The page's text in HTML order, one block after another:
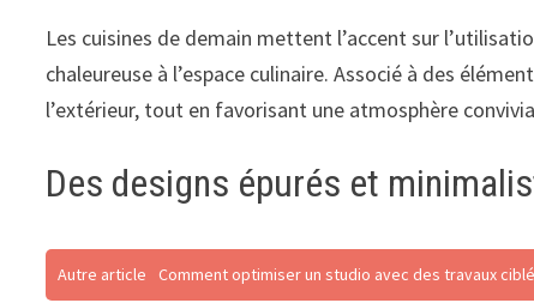
Les cuisines de demain mettent l’accent sur
chaleureuse à l’espace culinaire. Associé à des
l’extérieur, tout en favorisant une atmosphère
Des designs épurés et
Autre article Comment optimiser un studio avec des travaux